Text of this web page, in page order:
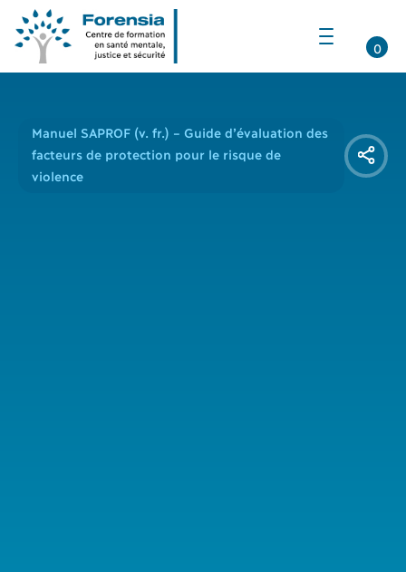
0
la
navigation
site
Manuel SAPROF (v. fr.) – Guide d’évaluation des
facteurs de protection pour le risque de
violence